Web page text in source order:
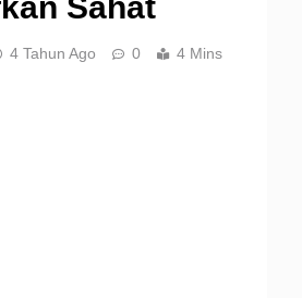
4 Tahun Ago 0 4 Mins